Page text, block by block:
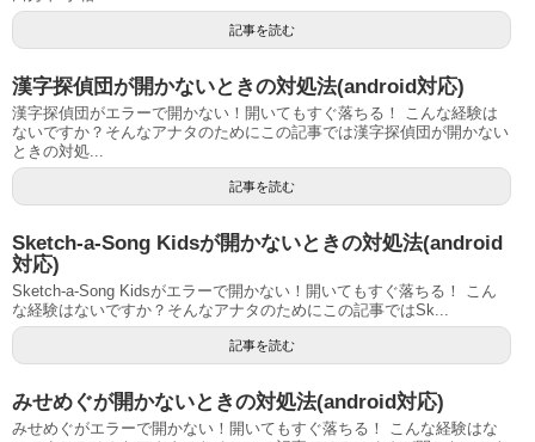
記事を読む
漢字探偵団が開かないときの対処法(android対応)
漢字探偵団がエラーで開かない！開いてもすぐ落ちる！ こんな経験は
ないですか？そんなアナタのためにこの記事では漢字探偵団が開かない
ときの対処...
記事を読む
Sketch-a-Song Kidsが開かないときの対処法(android
対応)
Sketch-a-Song Kidsがエラーで開かない！開いてもすぐ落ちる！ こん
な経験はないですか？そんなアナタのためにこの記事ではSk...
記事を読む
みせめぐが開かないときの対処法(android対応)
みせめぐがエラーで開かない！開いてもすぐ落ちる！ こんな経験はな